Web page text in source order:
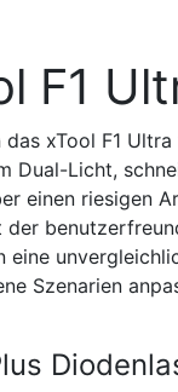
F1
das xTool F1
Dual-Licht,
einen riesigen
der
eine
Szenarien